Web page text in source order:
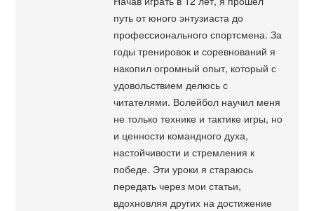
путь от юного энтузиаста до
профессионального спортсмена. За
годы тренировок и соревнований я
накопил огромный опыт, который с
удовольствием делюсь с
читателями. Волейбол научил меня
не только технике и тактике игры, но
и ценности командного духа,
настойчивости и стремления к
победе. Эти уроки я стараюсь
передать через мои статьи,
вдохновляя других на достижение